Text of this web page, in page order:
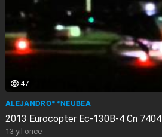
47
ALEJANDRO**NEUBEA
2013 Eurocopter Ec-130B-4 Cn 7404
13 yıl önce